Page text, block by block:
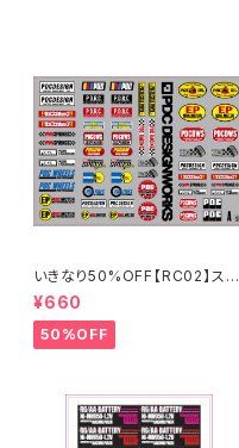
いきなり50%OFF【RC02】スポ
ンサーステッカーA 2024
¥660
50%OFF